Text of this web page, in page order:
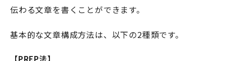
伝わる文章を書くことができます。
基本的な文章構成方法は、以下の2種類です。
【PREP法】